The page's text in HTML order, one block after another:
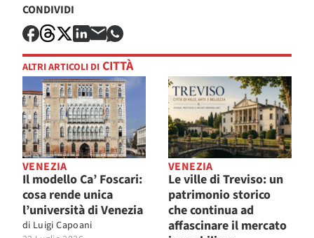
CONDIVIDI
ALTRI ARTICOLI DI CITTÀ
VENEZIA
Il modello Ca’ Foscari:
cosa rende unica
l’università di Venezia
di Luigi Capoani
VENEZIA
Le ville di Treviso: un
patrimonio storico
che continua ad
affascinare il mercato